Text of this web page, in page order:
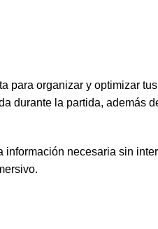
para organizar y optimizar
durante la partida, además
necesaria sin